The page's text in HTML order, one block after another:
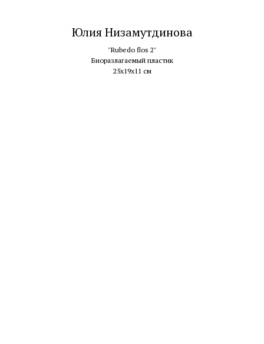
Юлия Низамутдинова
"Rubedo flos 2"
Биоразлагаемый пластик
25х19х11 см